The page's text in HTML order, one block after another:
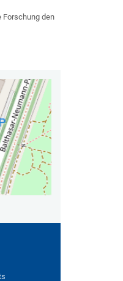
Forschung den